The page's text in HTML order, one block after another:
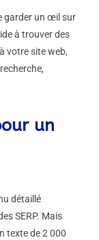
garder un œil sur
à trouver des
votre site web,
un
détaillé
SERP. Mais
texte de 2 000